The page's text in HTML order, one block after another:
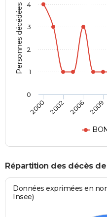
Personnes décédées
2000 2002 2006 2009
0
1
2
3
4
Répartition des décès de
Données exprimées en
Insee)